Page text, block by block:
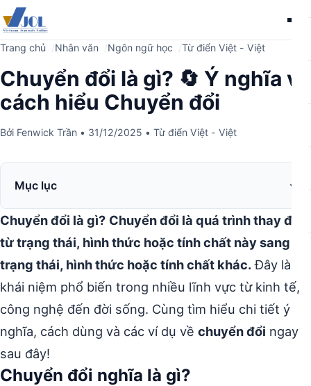
Trang chủ Nhân văn Ngôn ngữ học Từ điển Việt - Việt
Chuyển đổi là gì? 🔄 Ý nghĩa và
cách hiểu Chuyển đổi
Bởi Fenwick Trần • 31/12/2025 • Từ điển Việt - Việt
Mục lục
Chuyển đổi là gì? Chuyển đổi là quá trình thay đổi
từ trạng thái, hình thức hoặc tính chất này sang
trạng thái, hình thức hoặc tính chất khác.Đây là
khái niệm phổ biến trong nhiều lĩnh vực từ kinh tế,
công nghệ đến đời sống. Cùng tìm hiểu chi tiết ý
nghĩa, cách dùng và các ví dụ về chuyển đổi ngay
sau đây!
Chuyển đổi nghĩa là gì?